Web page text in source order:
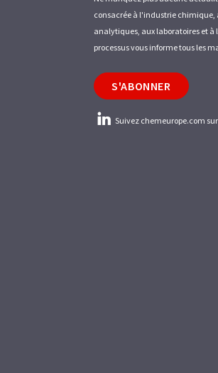
consacrée à l'industrie chimique,
analytiques, aux laboratoires et à
processus vous informe tous les
S'ABONNER
Suivez chemeurope.com